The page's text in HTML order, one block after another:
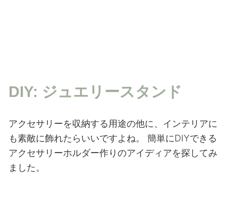
DIY: ジュエリースタンド
アクセサリーを収納する用途の他に、インテリアに
も素敵に飾れたらいいですよね。
簡単にDIYできる
アクセサリーホルダー作りのアイディアを探してみ
ました。